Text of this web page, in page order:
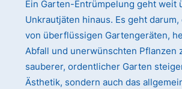
Ein Garten-Entrümpelung geht weit
Unkrautjäten hinaus. Es geht
von überflüssigen Gartengeräten,
Abfall und unerwünschten Pflanzen
sauberer, ordentlicher Garten
Ästhetik, sondern auch das